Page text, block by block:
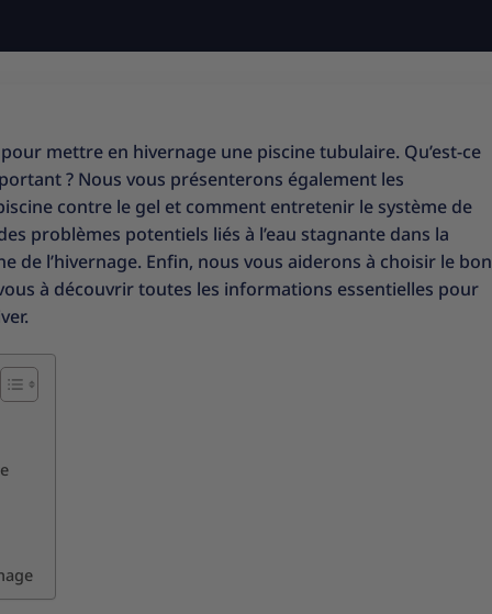
mettre en hivernage une piscine tubulaire. Qu’est-ce
? Nous vous présenterons également les
contre le gel et comment entretenir le système de
problèmes potentiels liés à l’eau stagnante dans la
l’hivernage. Enfin, nous vous aiderons à choisir le bon
à découvrir toutes les informations essentielles pour